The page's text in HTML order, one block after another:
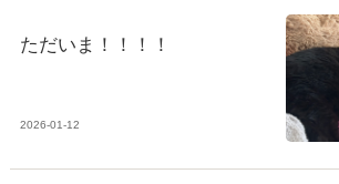
ただいま！！！！
2026-01-12